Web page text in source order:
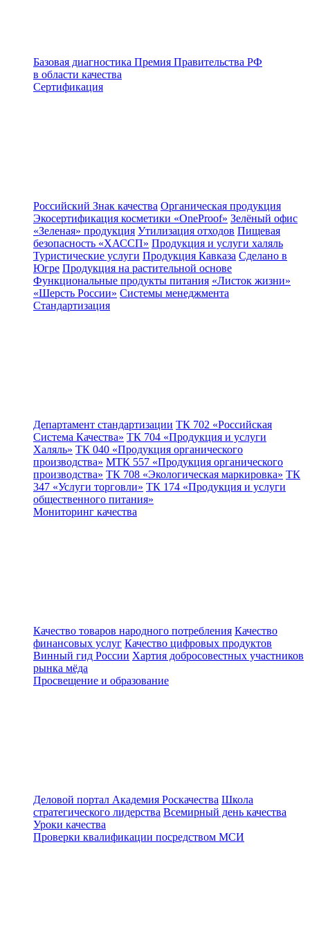
Базовая диагностика Премия Правительства РФ
в области качества
Сертификация
Российский Знак качества Органическая продукция
Экосертификация косметики «OneProof» Зелёный офис
«Зеленая» продукция Утилизация отходов Пищевая
безопасность «ХАССП» Продукция и услуги халяль
Туристические услуги Продукция Кавказа Сделано в
Югре Продукция на растительной основе
Функциональные продукты питания «Листок жизни»
«Шерсть России» Системы менеджмента
Стандартизация
Департамент стандартизации ТК 702 «Российская
Система Качества» ТК 704 «Продукция и услуги
Халяль» ТК 040 «Продукция органического
производства» МТК 557 «Продукция органического
производства» ТК 708 «Экологическая маркировка» ТК
347 «Услуги торговли» ТК 174 «Продукция и услуги
общественного питания»
Мониторинг качества
Качество товаров народного потребления Качество
финансовых услуг Качество цифровых продуктов
Винный гид России Хартия добросовестных участников
рынка мёда
Просвещение и образование
Деловой портал Академия Роскачества Школа
стратегического лидерства Всемирный день качества
Уроки качества
Проверки квалификации посредством МСИ